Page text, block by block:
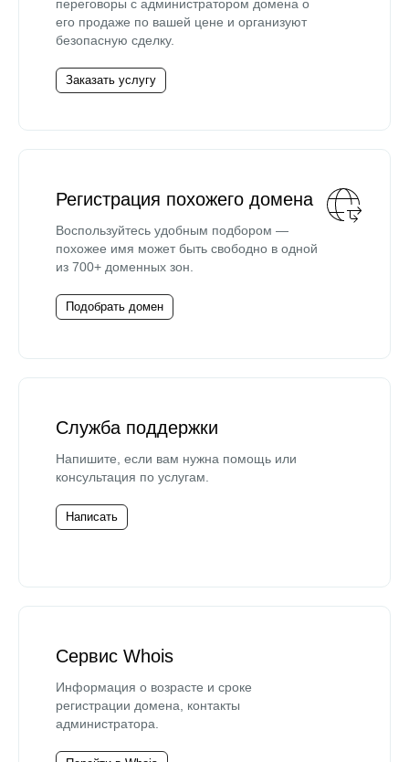
переговоры с администратором домена о
его продаже по вашей цене и организуют
безопасную сделку.
Заказать услугу
Регистрация похожего домена
Воспользуйтесь удобным подбором —
похожее имя может быть свободно в одной
из 700+ доменных зон.
Подобрать домен
Служба поддержки
Напишите, если вам нужна помощь или
консультация по услугам.
Написать
Сервис Whois
Информация о возрасте и сроке
регистрации домена, контакты
администратора.